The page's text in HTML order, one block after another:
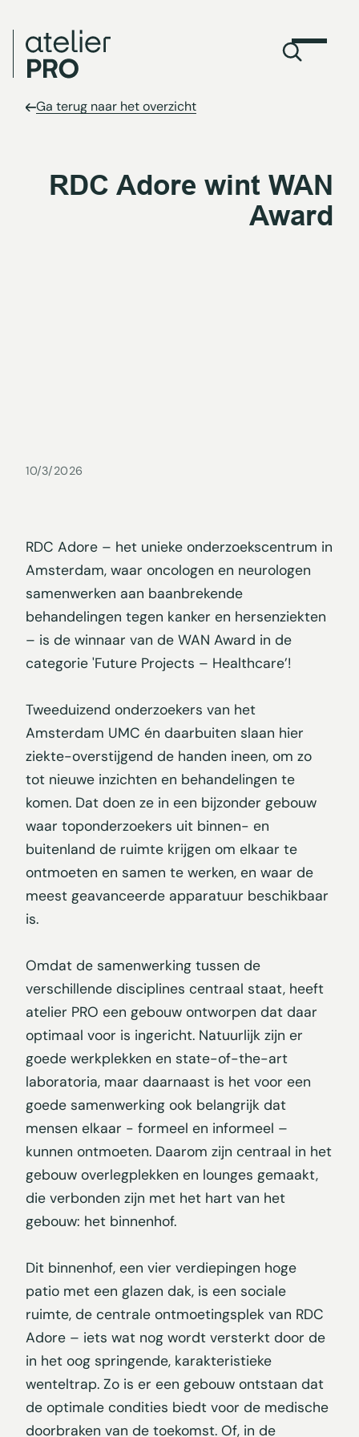
Ga terug naar het overzicht
RDC Adore wint WAN
Award
10/3/2026
RDC Adore – het unieke onderzoekscentrum in
Amsterdam, waar oncologen en neurologen
samenwerken aan baanbrekende
behandelingen tegen kanker en hersenziekten
– is de winnaar van de WAN Award in de
categorie 'Future Projects – Healthcare’!
Tweeduizend onderzoekers van het
Amsterdam UMC én daarbuiten slaan hier
ziekte-overstijgend de handen ineen, om zo
tot nieuwe inzichten en behandelingen te
komen. Dat doen ze in een bijzonder gebouw
waar toponderzoekers uit binnen- en
buitenland de ruimte krijgen om elkaar te
ontmoeten en samen te werken, en waar de
meest geavanceerde apparatuur beschikbaar
is.
Omdat de samenwerking tussen de
verschillende disciplines centraal staat, heeft
atelier PRO een gebouw ontworpen dat daar
optimaal voor is ingericht. Natuurlijk zijn er
goede werkplekken en state-of-the-art
laboratoria, maar daarnaast is het voor een
goede samenwerking ook belangrijk dat
mensen elkaar - formeel en informeel –
kunnen ontmoeten. Daarom zijn centraal in het
gebouw overlegplekken en lounges gemaakt,
die verbonden zijn met het hart van het
gebouw: het binnenhof.
Dit binnenhof, een vier verdiepingen hoge
patio met een glazen dak, is een sociale
ruimte, de centrale ontmoetingsplek van RDC
Adore – iets wat nog wordt versterkt door de
in het oog springende, karakteristieke
wenteltrap. Zo is er een gebouw ontstaan dat
de optimale condities biedt voor de medische
doorbraken van de toekomst. Of, in de